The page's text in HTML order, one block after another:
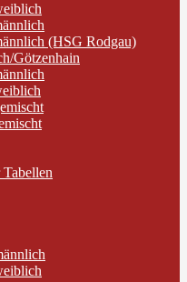
(HSG Rodgau)
Götzenhain